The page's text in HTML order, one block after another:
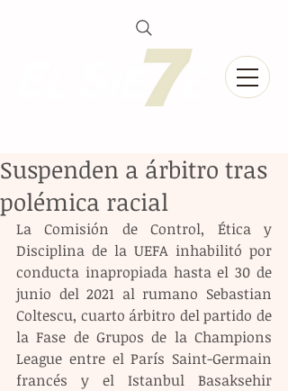
Suspenden a árbitro tras
polémica racial
La Comisión de Control, Ética y
Disciplina de la UEFA inhabilitó por
conducta inapropiada hasta el 30 de
junio del 2021 al rumano Sebastian
Coltescu, cuarto árbitro del partido de
la Fase de Grupos de la Champions
League entre el París Saint-Germain
francés y el Istanbul Basaksehir